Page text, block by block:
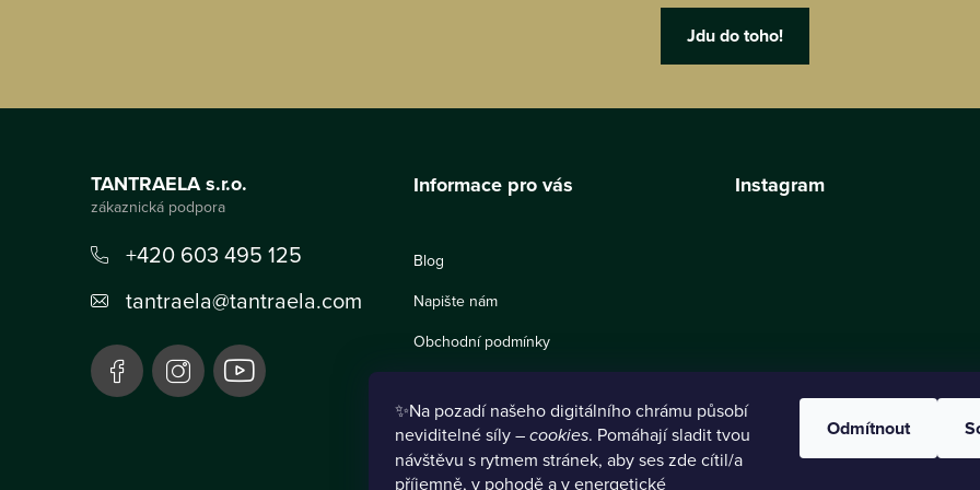
✨Na pozadí našeho digitálního chrámu působí
neviditelné síly –cookies. Pomáhají sladit tvou
návštěvu s rytmem stránek, aby ses zde cítil/a
příjemně, v pohodě a v energetické
Odmítnout
TANTRAELA s.r.o.
+420 603 495 125
tantraela@tantraela.com
Informace pro vás
Blog
Napište nám
Obchodní podmínky
Podmínky ochrany osobních údajů
Informativní upozornění k některým
produktům
Instagram